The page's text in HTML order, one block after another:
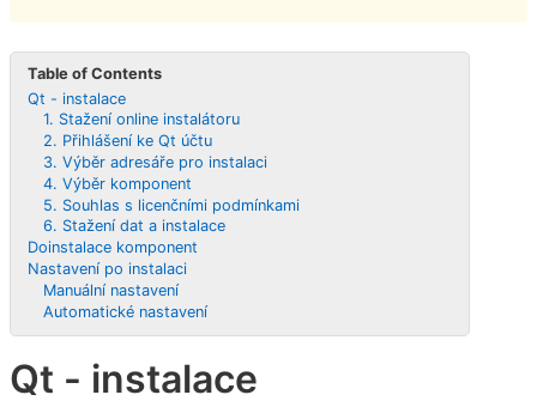
Table of Contents
Qt - instalace
1. Stažení online instalátoru
2. Přihlášení ke Qt účtu
3. Výběr adresáře pro instalaci
4. Výběr komponent
5. Souhlas s licenčními podmínkami
6. Stažení dat a instalace
Doinstalace komponent
Nastavení po instalaci
Manuální nastavení
Automatické nastavení
Qt - instalace